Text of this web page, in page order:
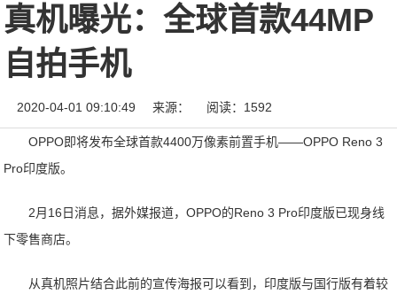
真机曝光：全球首款44MP
自拍手机
2020-04-01 09:10:49 来源： 阅读：1592
OPPO即将发布全球首款4400万像素前置手机——OPPO Reno 3
Pro印度版。
2月16日消息，据外媒报道，OPPO的Reno 3 Pro印度版已现身线
下零售商店。
从真机照片结合此前的宣传海报可以看到，印度版与国行版有着较